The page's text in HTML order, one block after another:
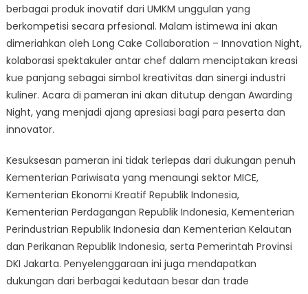
berbagai produk inovatif dari UMKM unggulan yang
berkompetisi secara prfesional. Malam istimewa ini akan
dimeriahkan oleh Long Cake Collaboration – Innovation Night,
kolaborasi spektakuler antar chef dalam menciptakan kreasi
kue panjang sebagai simbol kreativitas dan sinergi industri
kuliner. Acara di pameran ini akan ditutup dengan Awarding
Night, yang menjadi ajang apresiasi bagi para peserta dan
innovator.
Kesuksesan pameran ini tidak terlepas dari dukungan penuh
Kementerian Pariwisata yang menaungi sektor MICE,
Kementerian Ekonomi Kreatif Republik Indonesia,
Kementerian Perdagangan Republik Indonesia, Kementerian
Perindustrian Republik Indonesia dan Kementerian Kelautan
dan Perikanan Republik Indonesia, serta Pemerintah Provinsi
DKI Jakarta. Penyelenggaraan ini juga mendapatkan
dukungan dari berbagai kedutaan besar dan trade